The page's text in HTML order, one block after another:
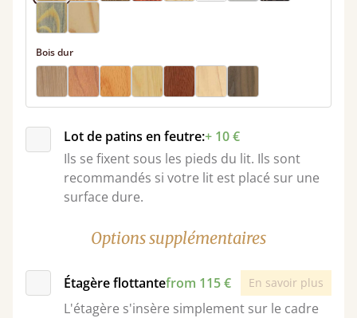
Bois dur
Lot de patins en feutre:+ 10 €
Ils se fixent sous les pieds du lit. Ils sont
recommandés si votre lit est placé sur une
surface dure.
Options supplémentaires
Étagère flottantefrom 115 € En savoir plus
L'étagère s'insère simplement sur le cadre